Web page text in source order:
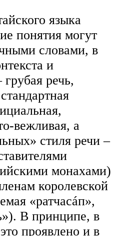
языка
понятия могут
словами, в
и
речь,
вежливая, а
стиля речи –
монахами)
королевской
«ратчасáп»,
В принципе, в
проявлено и в